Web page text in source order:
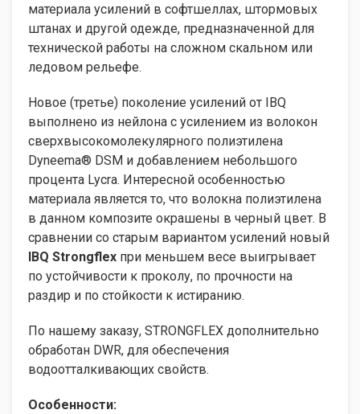
материала усилений в софтшеллах, штормовых
штанах и другой одежде, предназначенной для
технической работы на сложном скальном или
ледовом рельефе.
Новое (третье) поколение усилений от IBQ
выполнено из нейлона с усилением из волокон
сверхвысокомолекулярного полиэтилена
Dyneema® DSM и добавлением небольшого
процента Lycra. Интересной особенностью
материала является то, что волокна полиэтилена
в данном композите окрашены в черный цвет. В
сравнении со старым вариантом усилений новый
IBQ Strongflex при меньшем весе выигрывает
по устойчивости к проколу, по прочности на
раздир и по стойкости к истиранию.
По нашему заказу, STRONGFLEX дополнительно
обработан DWR, для обеспечения
водоотталкивающих свойств.
Особенности: